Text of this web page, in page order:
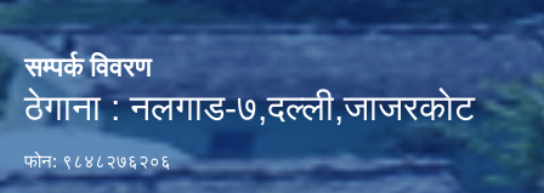
सम्पर्क विवरण
ठेगाना : नलगाड-७,दल्ली,जाजरकाेट
फोन: ९८४८२७६२०६